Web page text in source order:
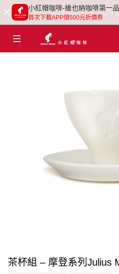
小紅帽咖啡-維也納咖啡第一
首次下載APP領500元折價券
茶杯組 – 摩登系列Julius